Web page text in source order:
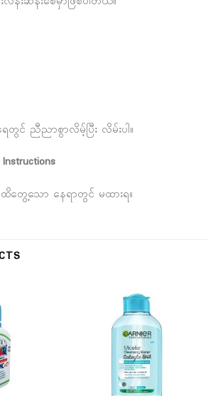
တွင် ညီညာစွာလိမ့်ပြီး လိမ်းပါ။
ေ့သော နေရာတွင် မထားရ။